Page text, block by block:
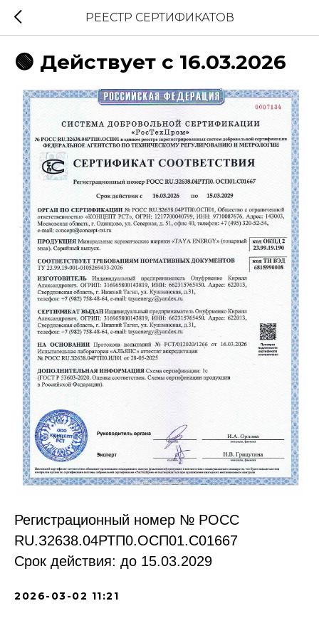
РЕЕСТР СЕРТИФИКАТОВ
🟢 Действует с 16.03.2026
Регистрационный номер № РОСС
RU.З2638.04РТП0.OCП01.С01667
Срок действия: до 15.03.2029
2026-03-02 11:21